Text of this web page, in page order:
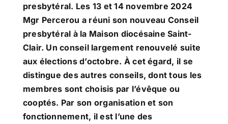
presbytéral. Les 13 et 14 novembre 2024
Mgr Percerou a réuni son nouveau Conseil
presbytéral à la Maison diocésaine Saint-
Clair. Un conseil largement renouvelé suite
aux élections d’octobre. À cet égard, il se
distingue des autres conseils, dont tous les
membres sont choisis par l’évêque ou
cooptés. Par son organisation et son
fonctionnement, il est l’une des